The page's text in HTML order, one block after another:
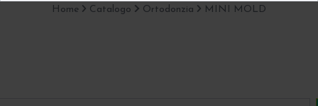
Home Catalogo Ortodonzia MINI MOLD